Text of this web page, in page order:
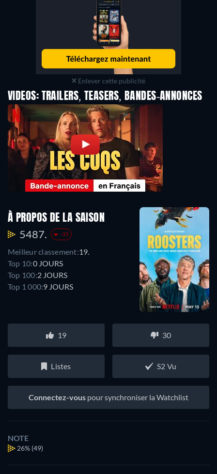
Enlever cette publicité
VIDEOS: TRAILERS, TEASERS, BANDES-ANNONCES
À PROPOS DE LA SAISON
5487. -35
Meilleur classement:19.
Top 10:0 JOURS
Top 100:2 JOURS
Top 1 000:9 JOURS
19 30
Listes S2 Vu
Connectez-vous pour synchroniser la Watchlist
NOTE
26% (49)